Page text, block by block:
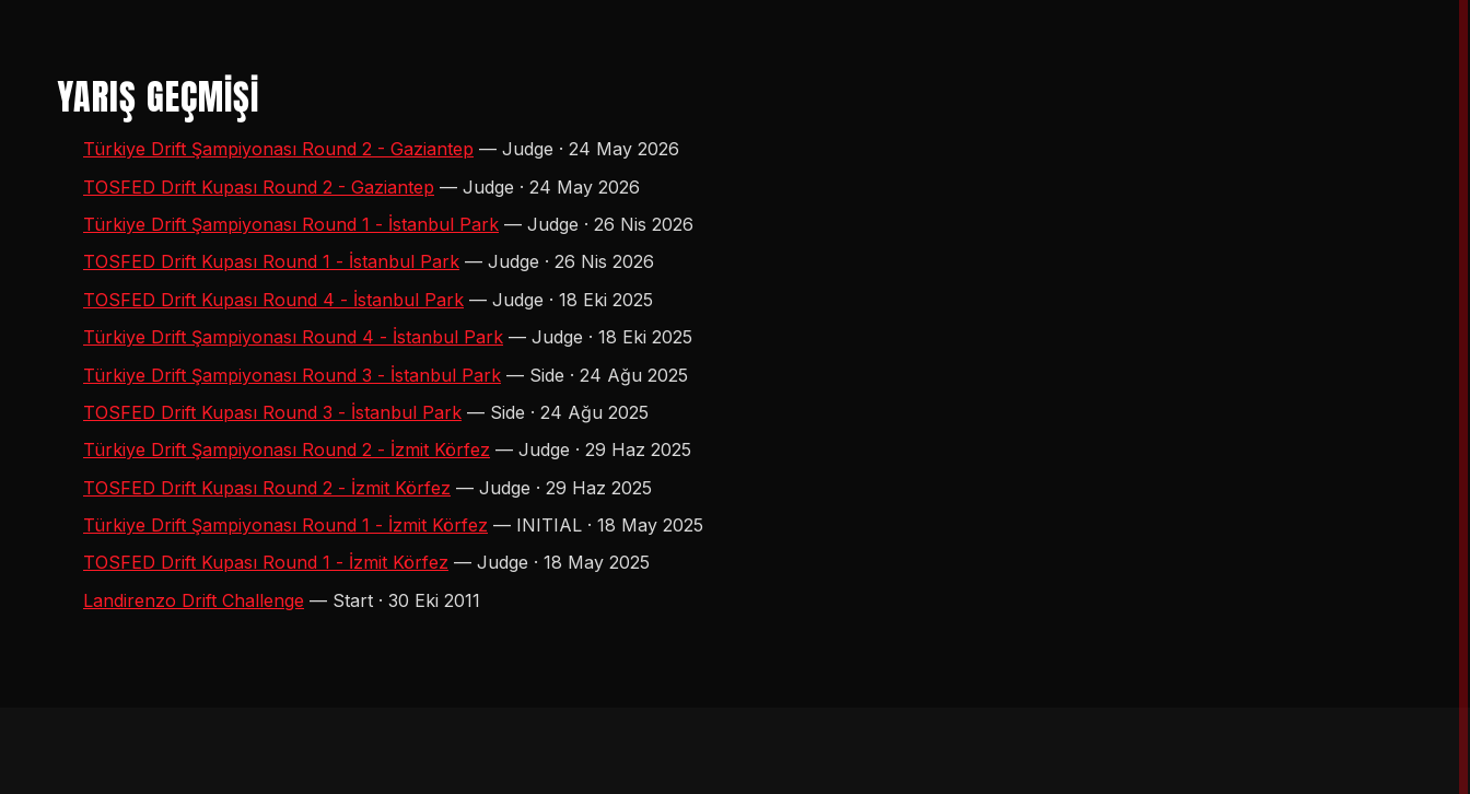
YARIŞ GEÇMİŞİ
Türkiye Drift Şampiyonası Round 2 - Gaziantep — Judge · 24 May 2026
TOSFED Drift Kupası Round 2 - Gaziantep — Judge · 24 May 2026
Türkiye Drift Şampiyonası Round 1 - İstanbul Park — Judge · 26 Nis 2026
TOSFED Drift Kupası Round 1 - İstanbul Park — Judge · 26 Nis 2026
TOSFED Drift Kupası Round 4 - İstanbul Park — Judge · 18 Eki 2025
Türkiye Drift Şampiyonası Round 4 - İstanbul Park — Judge · 18 Eki 2025
Türkiye Drift Şampiyonası Round 3 - İstanbul Park — Side · 24 Ağu 2025
TOSFED Drift Kupası Round 3 - İstanbul Park — Side · 24 Ağu 2025
Türkiye Drift Şampiyonası Round 2 - İzmit Körfez — Judge · 29 Haz 2025
TOSFED Drift Kupası Round 2 - İzmit Körfez — Judge · 29 Haz 2025
Türkiye Drift Şampiyonası Round 1 - İzmit Körfez — INITIAL · 18 May 2025
TOSFED Drift Kupası Round 1 - İzmit Körfez — Judge · 18 May 2025
Landirenzo Drift Challenge — Start · 30 Eki 2011